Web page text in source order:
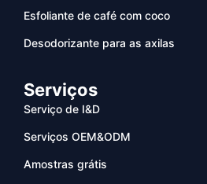
Esfoliante de café com coco
Desodorizante para as axilas
Serviços
Serviço de I&D
Serviços OEM&ODM
Amostras grátis